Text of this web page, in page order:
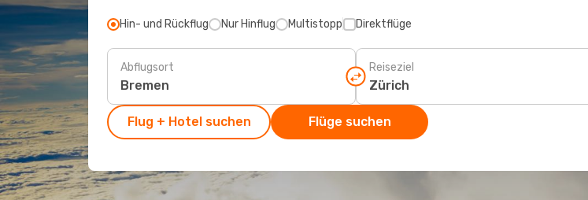
Hin- und Rückflug Nur Hinflug Multistopp Direktflüge
Abflugsort Reiseziel
Flug + Hotel suchen Flüge suchen